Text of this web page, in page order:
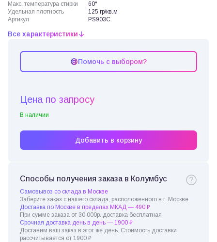
Макс. температура стирки
60°
Удельная плотность
125 гр/кв.м
Артикул
PS903C
Все характеристики
Помочь с выбором?
Цена по запросу
В наличии
Добавить в корзину
Способы получения заказа в Колумбус
Самовывоз со склада в Москве
Заберите заказ с нашего склада, расположенного в г. Москве.
Доставка по Москве в пределах МКАД — 490 ₽
При сумме заказа от 30 000р. доставка бесплатная
Срочная доставка день в день — 1900 ₽
Доставим ваш заказ в этот же день. Стоимость доставки
рассчитывается от 1900 ₽